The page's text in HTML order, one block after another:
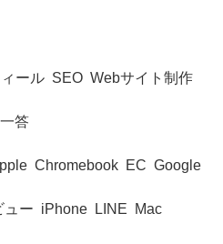
ール SEO Webサイト制作
答
Chromebook EC Google
ュー iPhone LINE Mac